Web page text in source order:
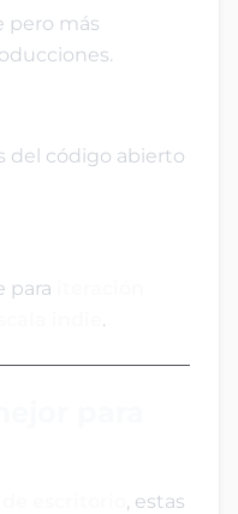
pero más
del código abierto
para
.
, estas